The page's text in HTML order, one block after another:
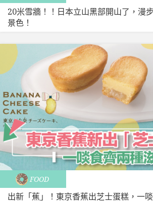
20米雪牆！！日本立山黑部開山了，漫
景色！
FOOD
出新「蕉」！東京香蕉出芝士蛋糕，一